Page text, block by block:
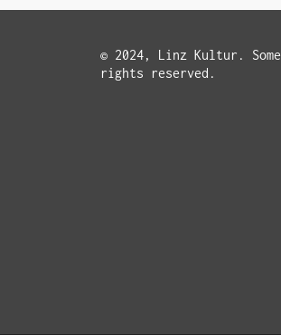
© 2024, Linz Kultur. Some
rights reserved.